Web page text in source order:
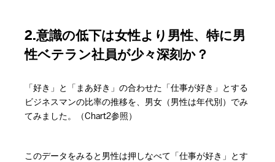
2.意識の低下は女性より男性、特に男
性ベテラン社員が少々深刻か？
「好き」と「まあ好き」の合わせた「仕事が好き」とする
ビジネスマンの比率の推移を、男女（男性は年代別）でみ
てみました。（Chart2参照）
このデータをみると男性は押しなべて「仕事が好き」とす